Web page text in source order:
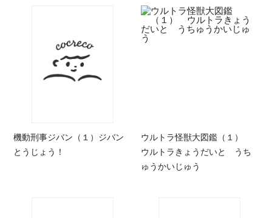
機動刑事ジバン（１）ジバン
とうじょう！
ウルトラ怪獣大図鑑（１）
ウルトラきょうだいと うち
ゅうかいじゅう